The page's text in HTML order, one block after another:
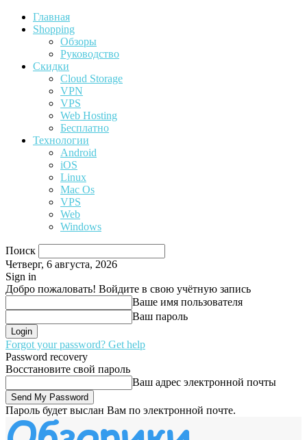
Главная
Shopping
Обзоры
Руководство
Скидки
Cloud Storage
VPN
VPS
Web Hosting
Бесплатно
Технологии
Android
iOS
Linux
Mac Os
VPS
Web
Windows
Поиск
Четверг, 6 августа, 2026
Sign in
Добро пожаловать! Войдите в свою учётную запись
Ваше имя пользователя
Ваш пароль
Forgot your password? Get help
Password recovery
Восстановите свой пароль
Ваш адрес электронной почты
Пароль будет выслан Вам по электронной почте.